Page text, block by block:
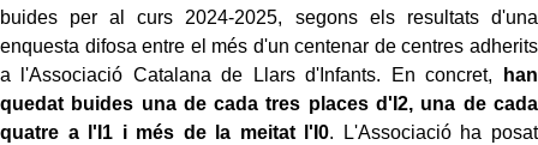
buides per al curs 2024-2025, segons els resultats d'una
enquesta difosa entre el més d'un centenar de centres adherits
a l'Associació Catalana de Llars d'Infants. En concret,
han
quedat buides una de cada tres places d'I2, una de cada
quatre a l'I1 i més de la meitat l'I0. L'Associació ha posat